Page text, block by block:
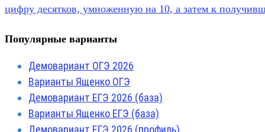
цифру десятков, умноженную на 10, а затем к
Популярные варианты
Демовариант ОГЭ 2026
Варианты Ященко ОГЭ
Демовариант ЕГЭ 2026 (база)
Варианты Ященко ЕГЭ (база)
Демовариант ЕГЭ 2026 (профиль)